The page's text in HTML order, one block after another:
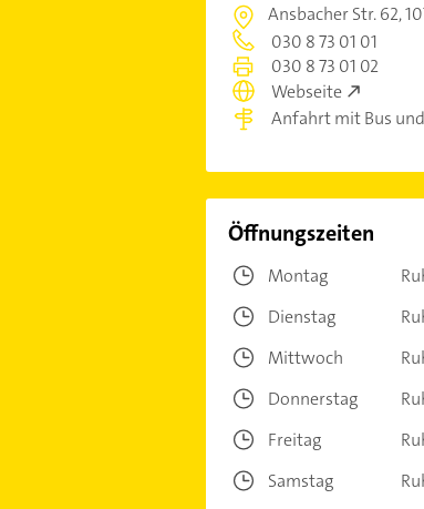
Ansbacher Str. 62,
030 8 73 01 01
030 8 73 01 02
Webseite
Anfahrt mit Bus
Öffnungszeiten
Montag
Dienstag
Mittwoch
Donnerstag
Freitag
Samstag